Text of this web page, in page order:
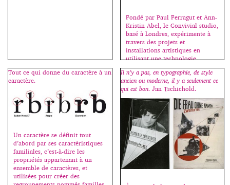
Fondé par Paul Ferragut et Ann-
Kristin Abel, le Convivial studio,
basé à Londres, expérimente à
travers des projets et
installations artistiques en
utilisant une technologie
innovante. On peut lire sur le
blog Graphiline : Si cette
nouvelle technique fonctionne
sans téléphone portable, elle
nécessite cependant un
ordinateur, un projecteur et une
Kinect. La Kinect est un boîtier
[…]
Tout ce qui donne du caractère à un
caractère.
Un caractère se définit tout
d’abord par ses caractéristiques
familiales, c’est-à-dire les
propriétés appartenant à un
ensemble de caractères, et
utilisées pour créer des
Il n’y a pas, en typographie, de style
ancien ou moderne, il y a seulement ce
qui est bon. Jan Tschichold.